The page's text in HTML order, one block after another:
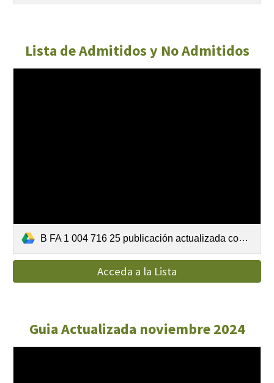
Lista de Admitidos y No Admitidos
B FA 1 004 716 25 publicación actualizada con revisión de reclamaciones por verificación de requisitos.pdf
Acceda a la Lista
Guia Actualizada noviembre 2024